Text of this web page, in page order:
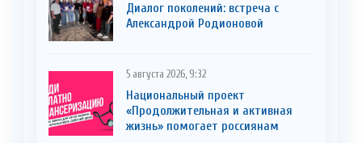
Диалог поколений: встреча с
Александрой Родионовой
5 августа 2026, 9:32
Национальный проект
«Продолжительная и активная
жизнь» помогает россиянам